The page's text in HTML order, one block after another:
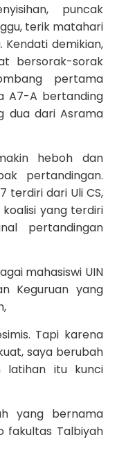
puncak
terik matahari
demikian,
bersorak-sorak
pertama
A7-A bertanding
dua dari Asrama
heboh dan
pertandingan.
terdiri dari Uli CS,
yang terdiri
pertandingan
mahasiswi UIN
Keguruan yang
Tapi karena
saya berubah
latihan itu kunci
yang bernama
fakultas Talbiyah